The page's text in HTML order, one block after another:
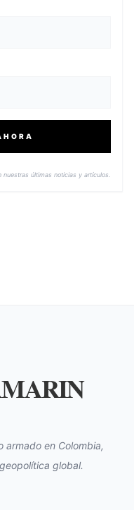
últimas noticias y artículos.
armado en Colombia,
global.